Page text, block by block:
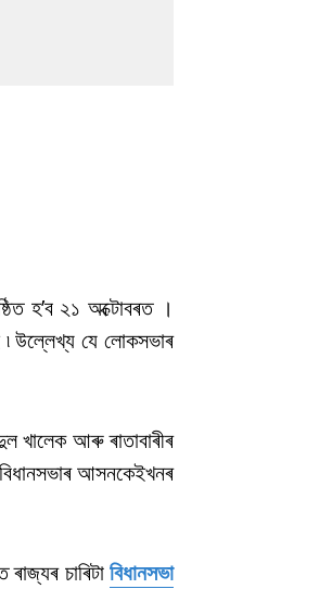
হ’ব ২১ অক্টোবৰত ।
উল্লেখ্য যে লোকসভাৰ
খালেক আৰু ৰাতাবাৰীৰ
আসনকেইখনৰ
চাৰিটাবিধানসভা